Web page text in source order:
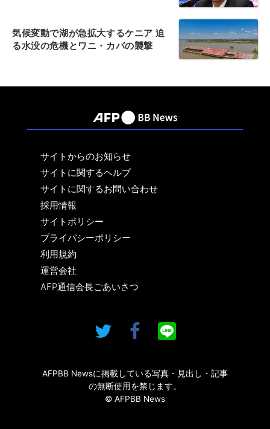
気候変動で湖が急拡大するケニア 迫
る水没の危機とワニ・カバの襲撃
サイトからのお知らせ
サイトに関するヘルプ
サイトに関するお問い合わせ
採用情報
サイトポリシー
プライバシーポリシー
利用規約
運営会社
AFP通信会長ごあいさつ
AFPBB Newsに掲載している写真・見出し・記事
の無断使用を禁じます。
© AFPBB News